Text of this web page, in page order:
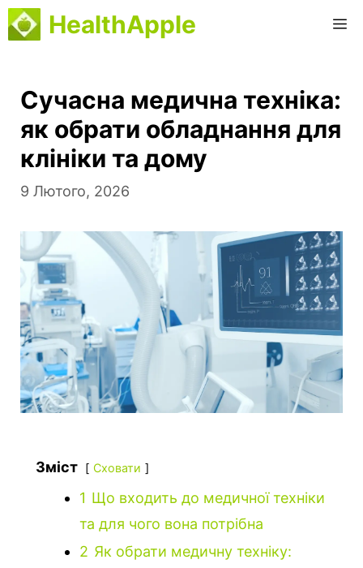
Перейти
до
HealthApple
Сучасна медична техніка:
як обрати обладнання для
клініки та дому
9 Лютого, 2026
Зміст Сховати
1 Що входить до медичної техніки
та для чого вона потрібна
2 Як обрати медичну техніку: